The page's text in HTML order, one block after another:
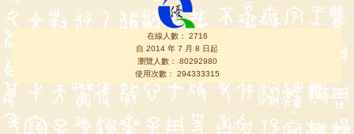
在線人數： 2716
自 2014 年 7 月 8 日起
瀏覽人數： 80292980
使用次數： 294333315